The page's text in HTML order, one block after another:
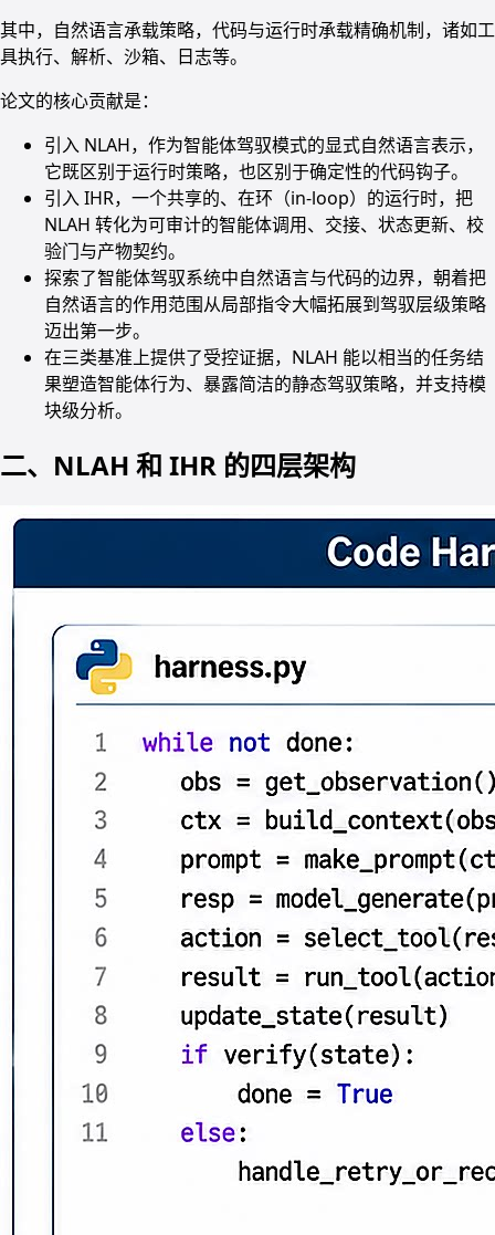
其中，自然语言承载策略，代码与运行时承载精确机制，诸如工
具执行、解析、沙箱、日志等。
论文的核心贡献是：
引入 NLAH，作为智能体驾驭模式的显式自然语言表示，
它既区别于运行时策略，也区别于确定性的代码钩子。
引入 IHR，一个共享的、在环（in-loop）的运行时，把
NLAH 转化为可审计的智能体调用、交接、状态更新、校
验门与产物契约。
探索了智能体驾驭系统中自然语言与代码的边界，朝着把
自然语言的作用范围从局部指令大幅拓展到驾驭层级策略
迈出第一步。
在三类基准上提供了受控证据，NLAH 能以相当的任务结
果塑造智能体行为、暴露简洁的静态驾驭策略，并支持模
块级分析。
二、NLAH 和 IHR 的四层架构